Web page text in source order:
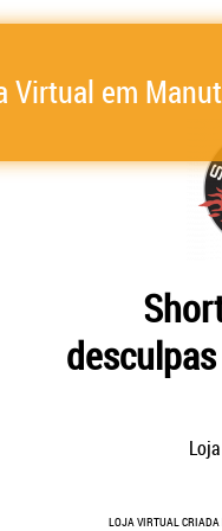
LOJA VIRTUAL CRIADA
Virtual em